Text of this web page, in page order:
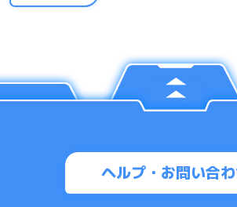
ヘルプ・お問い合